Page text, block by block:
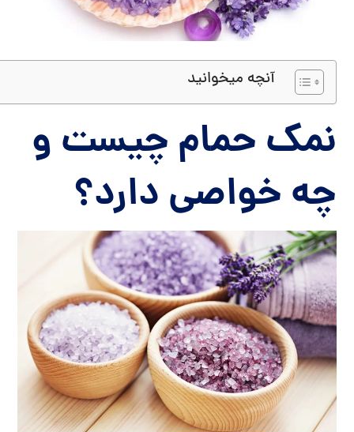
آنچه میخوانید
نمک حمام چیست و
چه خواصی دارد؟